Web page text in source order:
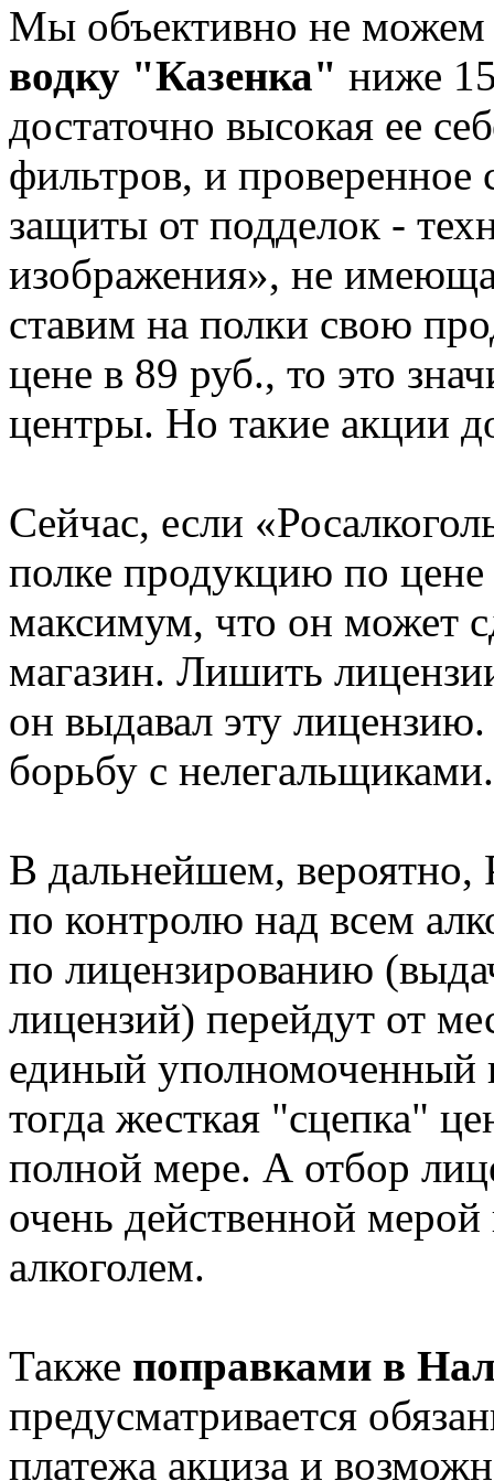
Мы объективно не можем
водку "Казенка" ниже
достаточно высокая ее
фильтров, и проверенное
защиты от подделок -
изображения», не
ставим на полки свою
цене в 89 руб., то это
центры. Но такие акции
Сейчас, если
полке продукцию по
максимум, что он может
магазин. Лишить
он выдавал эту
борьбу с нелегальщиками.
В дальнейшем, вероятно,
по контролю над всем
по лицензированию
лицензий) перейдут от
единый уполномоченный
тогда жесткая "сцепка"
полной мере. А отбор
очень действенной
алкоголем.
Также поправками в
предусматривается
платежа акциза и